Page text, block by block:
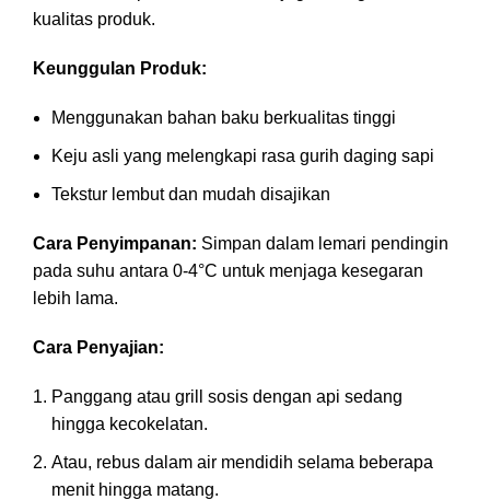
kualitas produk.
Keunggulan Produk:
Menggunakan bahan baku berkualitas tinggi
Keju asli yang melengkapi rasa gurih daging sapi
Tekstur lembut dan mudah disajikan
Cara Penyimpanan: Simpan dalam lemari pendingin
pada suhu antara 0-4°C untuk menjaga kesegaran
lebih lama.
Cara Penyajian:
Panggang atau grill sosis dengan api sedang
hingga kecokelatan.
Atau, rebus dalam air mendidih selama beberapa
menit hingga matang.